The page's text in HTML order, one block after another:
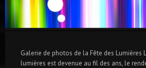
Galerie de photos de la Fête des Lumières
lumières est devenue au fil des ans, le